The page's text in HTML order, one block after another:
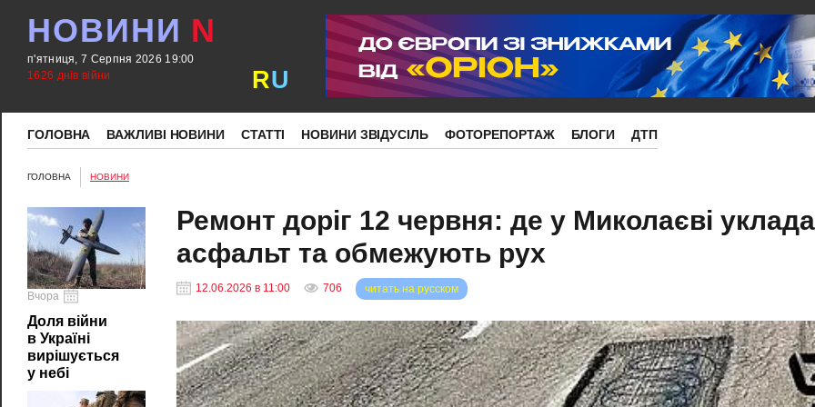
НОВИНИ N
п'ятниця, 7 Серпня 2026 19:00
1626 днів війни
RU
ГОЛОВНА ВАЖЛИВІ НОВИНИ СТАТТІ НОВИНИ ЗВІДУСІЛЬ ФОТОРЕПОРТАЖ БЛОГИ ДТП
ГОЛОВНА НОВИНИ
Вчора
Доля війни
в Україні
вирішується
у небі
Ремонт доріг 12 червня: де у Миколаєві
асфальт та обмежують рух
12.06.2026 в 11:00 706 читать на русском